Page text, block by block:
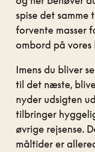
spise det samme
forvente masser
ombord på vores
Imens du bliver
til det næste,
nyder udsigten
tilbringer
øvrige rejsense.
måltider er